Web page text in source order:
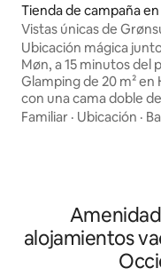
Tienda de campaña
by
Vistas únicas de
bajo el cielo oscuro
Ubicación mágica
Møn, a 15 minutos del
Glamping de 20 m²
con una cama doble
Prácticamente
'Brugsen, 20 minutos
minutos a Møns Klint.
en la casa o en el
para limpieza y
Familiar · Ubicación ·
alojamientos